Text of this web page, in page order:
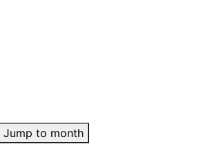
Jump to month